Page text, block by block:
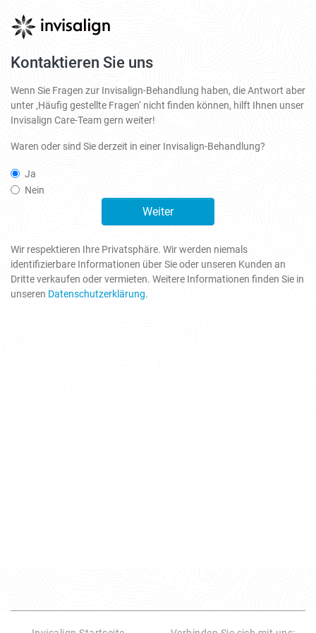
Kontaktieren Sie uns
Wenn Sie Fragen zur Invisalign-Behandlung haben, die Antwort aber
unter ‚Häufig gestellte Fragen‘ nicht finden können, hilft Ihnen unser
Invisalign Care-Team gern weiter!
Waren oder sind Sie derzeit in einer Invisalign-Behandlung?
Ja
Nein
Weiter
Wir respektieren Ihre Privatsphäre. Wir werden niemals
identifizierbare Informationen über Sie oder unseren Kunden an
Dritte verkaufen oder vermieten. Weitere Informationen finden Sie in
unseren Datenschutzerklärung.